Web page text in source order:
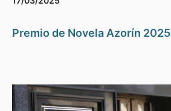
Premio de Novela Azorín 2025